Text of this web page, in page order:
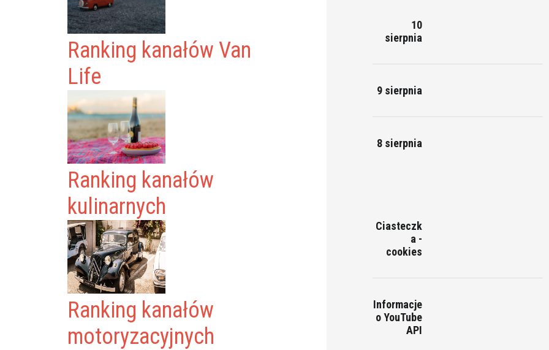
Ranking kanałów Van
Life
Ranking kanałów
kulinarnych
Ranking kanałów
motoryzacyjnych
10
sierpnia
9 sierpnia
8 sierpnia
Ciasteczk
a -
cookies
Informacje
o YouTube
API